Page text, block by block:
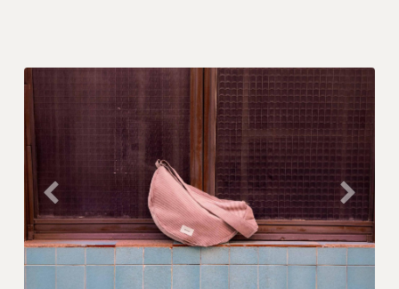
Précédent Suivant